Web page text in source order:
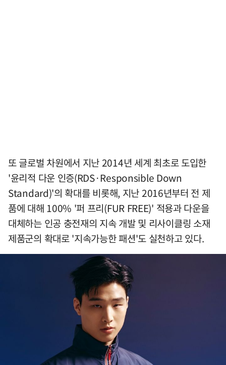
또 글로벌 차원에서 지난 2014년 세계 최초로 도입한
'윤리적 다운 인증(RDS·Responsible Down
Standard)'의 확대를 비롯해, 지난 2016년부터 전 제
품에 대해 100% '퍼 프리(FUR FREE)' 적용과 다운을
대체하는 인공 충전재의 지속 개발 및 리사이클링 소재
제품군의 확대로 '지속가능한 패션'도 실천하고 있다.